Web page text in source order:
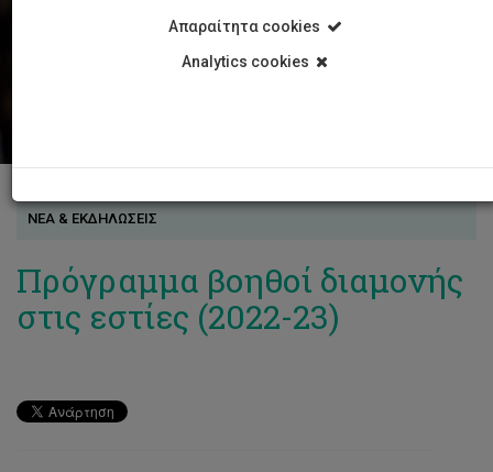
ΝΕΑ & ΕΚΔΗΛΩΣΕΙΣ
Πρόγραμμα βοηθοί διαμονής
στις εστίες (2022-23)
Απαραίτητα cookies
Analytics cookies